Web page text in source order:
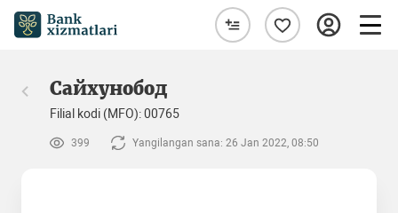
Сайхунобод
Filial kodi (MFO): 00765
399 Yangilangan sana: 26 Jan 2022, 08:50